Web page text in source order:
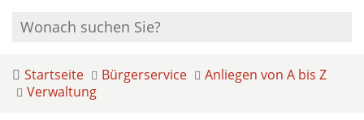
Startseite Bürgerservice
Anliegen von A bis Z
Verwaltung